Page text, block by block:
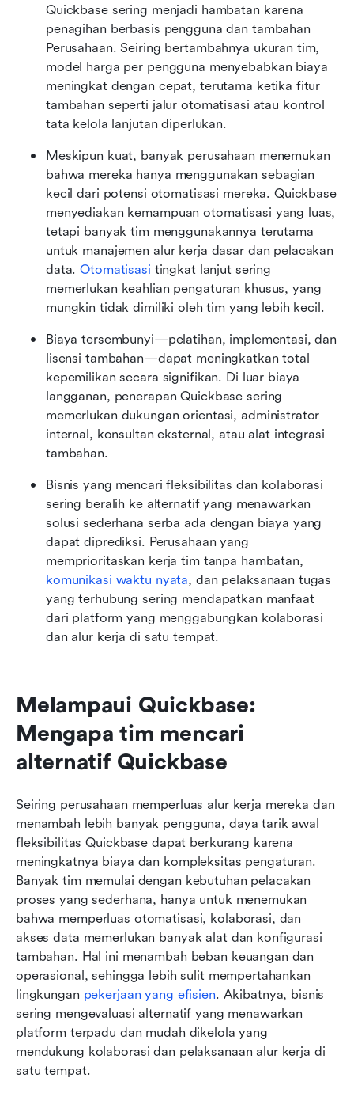
Quickbase sering menjadi hambatan karena
penagihan berbasis pengguna dan tambahan
Perusahaan. Seiring bertambahnya ukuran tim,
model harga per pengguna menyebabkan biaya
meningkat dengan cepat, terutama ketika fitur
tambahan seperti jalur otomatisasi atau kontrol
tata kelola lanjutan diperlukan.
Meskipun kuat, banyak perusahaan menemukan
bahwa mereka hanya menggunakan sebagian
kecil dari potensi otomatisasi mereka. Quickbase
menyediakan kemampuan otomatisasi yang luas,
tetapi banyak tim menggunakannya terutama
untuk manajemen alur kerja dasar dan pelacakan
data. Otomatisasi tingkat lanjut sering
memerlukan keahlian pengaturan khusus, yang
mungkin tidak dimiliki oleh tim yang lebih kecil.
Biaya tersembunyi—pelatihan, implementasi, dan
lisensi tambahan—dapat meningkatkan total
kepemilikan secara signifikan. Di luar biaya
langganan, penerapan Quickbase sering
memerlukan dukungan orientasi, administrator
internal, konsultan eksternal, atau alat integrasi
tambahan.
Bisnis yang mencari fleksibilitas dan kolaborasi
sering beralih ke alternatif yang menawarkan
solusi sederhana serba ada dengan biaya yang
dapat diprediksi. Perusahaan yang
komunikasi waktu nyata, dan pelaksanaan tugas
yang terhubung sering mendapatkan manfaat
dari platform yang menggabungkan kolaborasi
dan alur kerja di satu tempat.
Melampaui Quickbase:
Mengapa tim mencari
alternatif Quickbase
Seiring perusahaan memperluas alur kerja mereka dan
menambah lebih banyak pengguna, daya tarik awal
fleksibilitas Quickbase dapat berkurang karena
meningkatnya biaya dan kompleksitas pengaturan.
Banyak tim memulai dengan kebutuhan pelacakan
proses yang sederhana, hanya untuk menemukan
bahwa memperluas otomatisasi, kolaborasi, dan
akses data memerlukan banyak alat dan konfigurasi
tambahan. Hal ini menambah beban keuangan dan
operasional, sehingga lebih sulit mempertahankan
lingkungan pekerjaan yang efisien. Akibatnya, bisnis
sering mengevaluasi alternatif yang menawarkan
platform terpadu dan mudah dikelola yang
mendukung kolaborasi dan pelaksanaan alur kerja di
satu tempat.